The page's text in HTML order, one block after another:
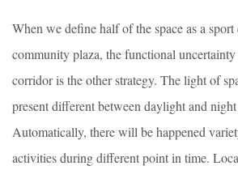
When we define half of the space as a
community plaza, the functional
corridor is the other strategy. The light of
present different between daylight and
Automatically, there will be happened
activities during different point in time.